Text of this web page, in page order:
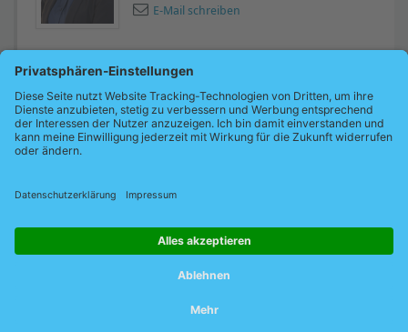
E-Mail schreiben
Unsere Schulungsbedingungen
Oder besuchen Sie ein ...